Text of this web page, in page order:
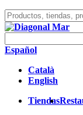
Español
Català
English
Tiendas